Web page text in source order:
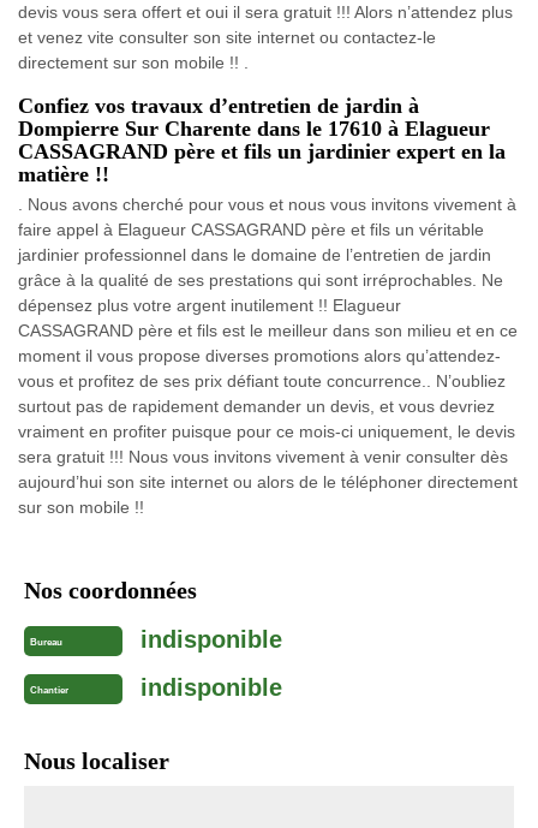
devis vous sera offert et oui il sera gratuit !!! Alors n’attendez plus
et venez vite consulter son site internet ou contactez-le
directement sur son mobile !! .
Confiez vos travaux d’entretien de jardin à
Dompierre Sur Charente dans le 17610 à Elagueur
CASSAGRAND père et fils un jardinier expert en la
matière !!
. Nous avons cherché pour vous et nous vous invitons vivement à
faire appel à Elagueur CASSAGRAND père et fils un véritable
jardinier professionnel dans le domaine de l’entretien de jardin
grâce à la qualité de ses prestations qui sont irréprochables. Ne
dépensez plus votre argent inutilement !! Elagueur
CASSAGRAND père et fils est le meilleur dans son milieu et en ce
moment il vous propose diverses promotions alors qu’attendez-
vous et profitez de ses prix défiant toute concurrence.. N’oubliez
surtout pas de rapidement demander un devis, et vous devriez
vraiment en profiter puisque pour ce mois-ci uniquement, le devis
sera gratuit !!! Nous vous invitons vivement à venir consulter dès
aujourd’hui son site internet ou alors de le téléphoner directement
sur son mobile !!
Nos coordonnées
Bureau indisponible
Chantier indisponible
Nous localiser